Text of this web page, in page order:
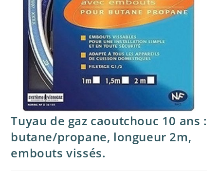
Tuyau de gaz caoutchouc 10 ans :
butane/propane, longueur 2m,
embouts vissés.